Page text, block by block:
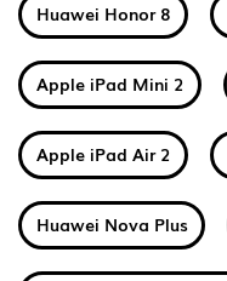
Huawei Honor 8
Apple iPad Mini 2
Apple iPad Air 2
Huawei Nova Plus